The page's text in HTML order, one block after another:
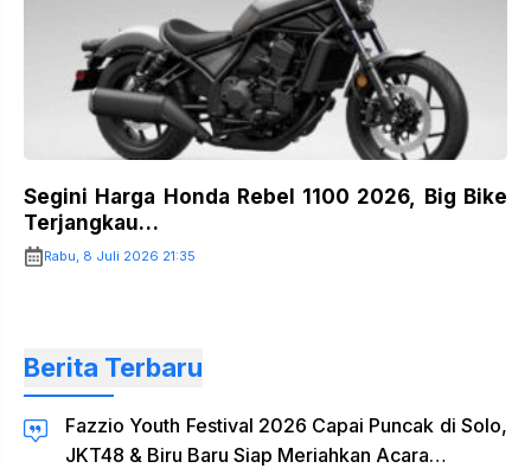
Segini Harga Honda Rebel 1100 2026, Big Bike
Terjangkau…
Rabu, 8 Juli 2026 21:35
Berita Terbaru
Fazzio Youth Festival 2026 Capai Puncak di Solo,
JKT48 & Biru Baru Siap Meriahkan Acara…